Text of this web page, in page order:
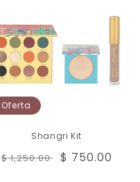
Oferta
Shangri Kit
Precio
$ 1,250.00 Precio
$ 750.00